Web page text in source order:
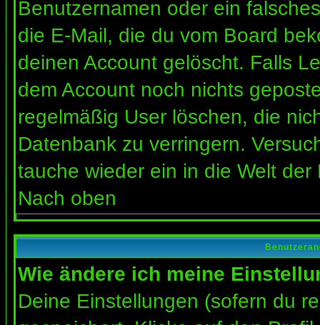
Benutzernamen oder ein
die E-Mail, die du vom Board
deinen Account gelöscht. Falls
dem Account noch nichts
regelmäßig User löschen, die
Datenbank zu verringern.
tauche wieder ein in die Welt der
Nach oben
Wie ändere ich meine
Deine Einstellungen (sofern du